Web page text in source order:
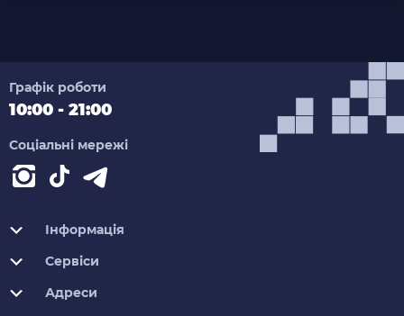
Графік роботи
10:00 - 21:00
Соціальні мережі
Інформація
Сервіси
Адреси